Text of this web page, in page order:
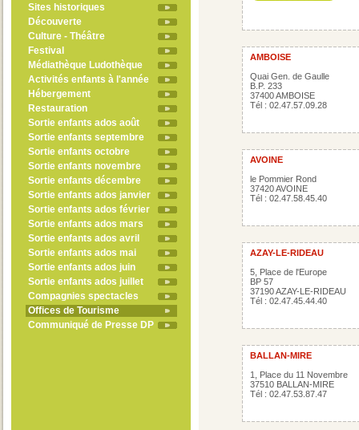
Sites historiques
Découverte
Culture - Théâtre
Festival
Médiathèque Ludothèque
Activités enfants à l'année
Hébergement
Restauration
Sortie enfants ados août
Sortie enfants septembre
Sortie enfants octobre
Sortie enfants novembre
Sortie enfants décembre
Sortie enfants ados janvier
Sortie enfants ados février
Sortie enfants ados mars
Sortie enfants ados avril
Sortie enfants ados mai
Sortie enfants ados juin
Sortie enfants ados juillet
Compagnies spectacles
Offices de Tourisme
Communiqué de Presse DP
AMBOISE
Quai Gen. de Gaulle
B.P. 233
37400 AMBOISE
Tél : 02.47.57.09.28
AVOINE
le Pommier Rond
37420 AVOINE
Tél : 02.47.58.45.40
AZAY-LE-RIDEAU
5, Place de l'Europe
BP 57
37190 AZAY-LE-RIDEAU
Tél : 02.47.45.44.40
BALLAN-MIRE
1, Place du 11 Novembre
37510 BALLAN-MIRE
Tél : 02.47.53.87.47